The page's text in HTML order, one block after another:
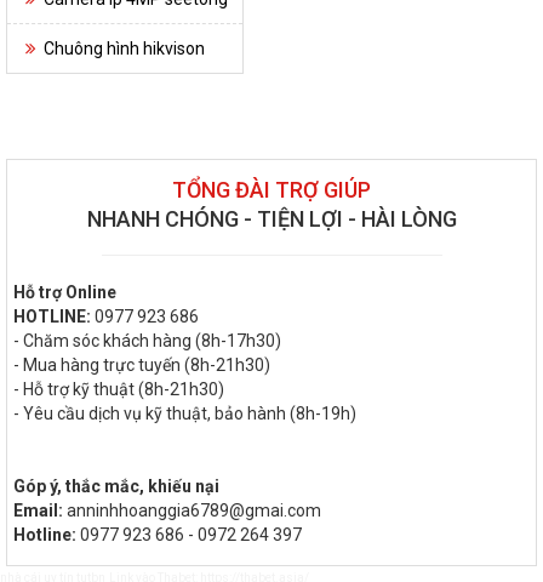
Chuông hình hikvison
TỔNG ĐÀI TRỢ GIÚP
NHANH CHÓNG - TIỆN LỢI - HÀI LÒNG
Hỗ trợ Online
HOTLINE: 0977 923 686
- Chăm sóc khách hàng (8h-17h30)
- Mua hàng trực tuyến (8h-21h30)
- Hỗ trợ kỹ thuật (8h-21h30)
- Yêu cầu dịch vụ kỹ thuật, bảo hành (8h-19h)
Góp ý, thắc mắc, khiếu nại
Email: anninhhoanggia6789@gmai.com
Hotline: 0977 923 686 - 0972 264 397